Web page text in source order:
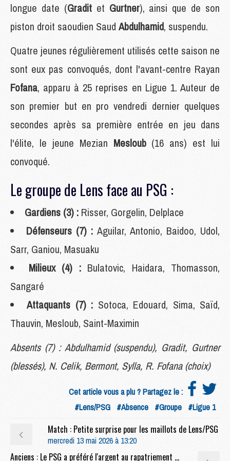
longue date (Gradit et Gurtner), ainsi que de son
piston droit saoudien Saud Abdulhamid, suspendu.
Quatre jeunes régulièrement utilisés cette saison ne
sont eux pas convoqués, dont l'avant-centre Rayan
Fofana, apparu à 25 reprises en Ligue 1. Auteur de
son premier but en pro vendredi dernier quelques
secondes après sa première entrée en jeu dans
l'élite, le jeune Mezian Mesloub (16 ans) est lui
convoqué.
Le groupe de Lens face au PSG :
Gardiens (3) : Risser, Gorgelin, Delplace
Défenseurs (7) : Aguilar, Antonio, Baidoo, Udol,
Sarr, Ganiou, Masuaku
Milieux (4) :Bulatovic, Haidara, Thomasson,
Sangaré
Attaquants (7) : Sotoca, Edouard, Sima, Saïd,
Thauvin, Mesloub, Saint-Maximin
Absents (7) : Abdulhamid (suspendu), Gradit, Gurtner
(blessés), N. Celik, Bermont, Sylla, R. Fofana (choix)
Cet article vous a plu ? Partagez le :
#Lens/PSG #Absence #Groupe #Ligue 1
Match : Petite surprise pour les maillots de Lens/PSG
mercredi 13 mai 2026 à 13:20
Anciens : Le PSG a préféré l'argent au rapatriement pour Gadou